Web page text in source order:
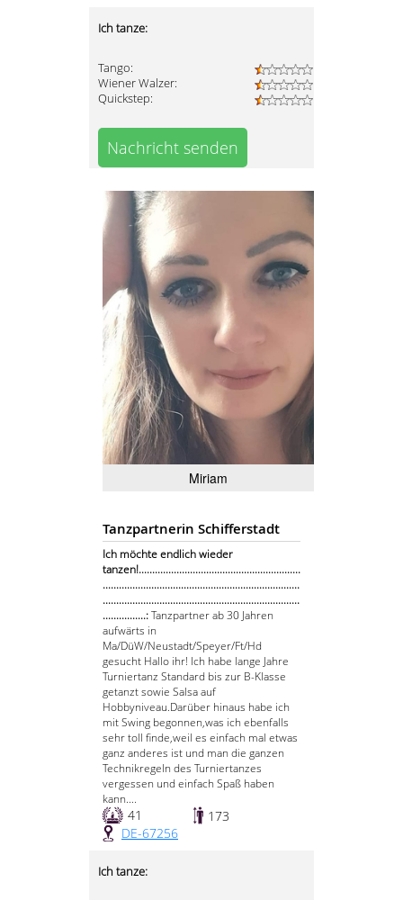
Ich tanze:
Tango:
Wiener Walzer:
Quickstep:
Nachricht senden
Miriam
Tanzpartnerin Schifferstadt
Ich möchte endlich wieder
tanzen!............................................................
.........................................................................
.........................................................................
................:Tanzpartner ab 30 Jahren
aufwärts in
Ma/DüW/Neustadt/Speyer/Ft/Hd
gesucht Hallo ihr! Ich habe lange Jahre
Turniertanz Standard bis zur B-Klasse
getanzt sowie Salsa auf
Hobbyniveau.Darüber hinaus habe ich
mit Swing begonnen,was ich ebenfalls
sehr toll finde,weil es einfach mal etwas
ganz anderes ist und man die ganzen
Technikregeln des Turniertanzes
vergessen und einfach Spaß haben
kann....
41
173
DE-67256
Ich tanze: